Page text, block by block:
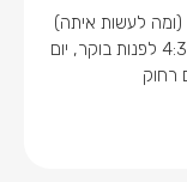
הדילמה של 5:00 בבוקר (ומה לעשות איתה)
כל טייס בקאי מכיר את הרגע הזה. השעה 4:30 לפנות בוקר, יום
רחוק